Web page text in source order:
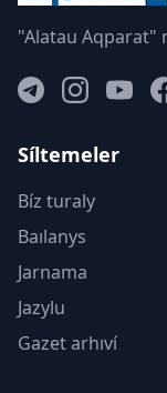
"Alatau Aqparat"
Síltemeler
Bíz turaly
Baılanys
Jarnama
Jazylu
Gazet arhıví